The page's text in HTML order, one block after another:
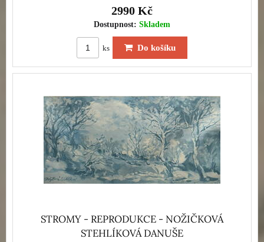
2990 Kč
Dostupnost: Skladem
ks Do košíku
STROMY - REPRODUKCE - NOŽIČKOVÁ
STEHLÍKOVÁ DANUŠE